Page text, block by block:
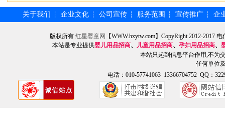
关于我们 ┆ 企业文化 ┆ 公司宣传 ┆ 服务范围 ┆ 宣传推广 ┆ 企
版权所有 红星婴童网
【WWW.hxytw.com】CopyRight 2012-2017
本站是专业提供婴儿用品招商、 儿童用品招商、 孕妇用品招商、
本站只起到信息平台作用,不为
任何单位
电话：010-57741063 13366704752 QQ：